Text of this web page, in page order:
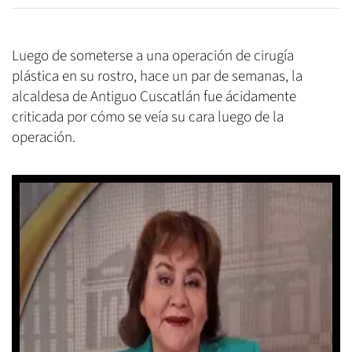
Luego de someterse a una operación de cirugía
plástica en su rostro, hace un par de semanas, la
alcaldesa de Antiguo Cuscatlán fue ácidamente
criticada por cómo se veía su cara luego de la
operación.